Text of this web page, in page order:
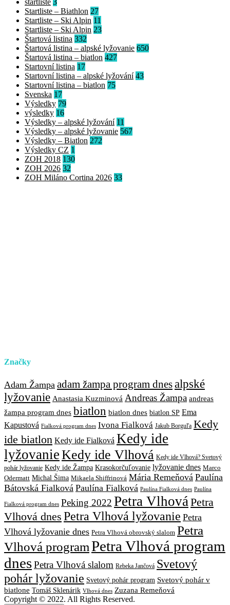
Startliste – Biathlon 27
Startliste – Ski Alpin 11
Startliste – Ski Alpin 23
Štartová listina 332
Štartová listina – alpské lyžovanie 650
Štartová listina – biatlon 427
Startovní listina 17
Startovní listina – alpské lyžování 43
Startovní listina – biatlon 75
Svenska 17
Výsledky 79
výsledky 16
Výsledky – alpské lyžování 11
Výsledky – alpské lyžovanie 567
Výsledky – Biatlon 272
Výsledky CZ 1
ZOH 2018 130
ZOH 2026 32
ZOH Miláno Cortina 2026 33
Značky
Adam Žampa adam žampa program dnesalpské
lyžovanie Anastasia Kuzminová Andreas Žampa andreas
žampa program dnes biatlon biatlon dnes biatlon SP Ema
Kapustová Fialková program dnes Ivona Fialková Jakub Borguľa Kedy
ide biatlon Kedy ide Fialková Kedy ide
lyžovanieKedy ide Vlhová Kedy ide Vlhová? Svetový
pohár lyžovanie Kedy ide Žampa Krasokorčuľovanie lyžovanie dnes Marco
Odermatt Michal Šima Mikaela Shiffrinová Mária Remeňová Paulína
Bátovská Fialková Paulína Fialková Paulína Fialková dnes Paulína
Fialková program dnes Peking 2022 Petra VlhováPetra
Vlhová dnes Petra Vlhová lyžovanie Petra
Vlhová lyžovanie dnes Petra Vlhová obrovský slalom Petra
Vlhová programPetra Vlhová program
dnesPetra Vlhová slalom Rebeka Jančová Svetový
pohár lyžovanie Svetový pohár program Svetový pohár v
biatlone Tomáš Sklenárik Vlhová dnes Zuzana Remeňová
Copyright © 2022. All Rights Reserved.